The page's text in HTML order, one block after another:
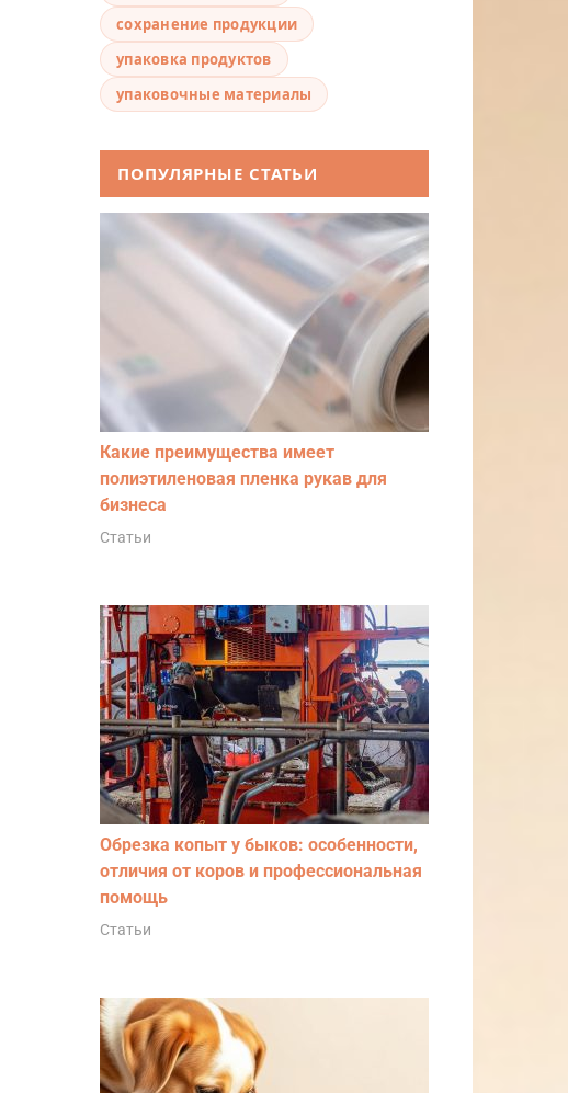
сохранение продукции
упаковка продуктов
упаковочные материалы
ПОПУЛЯРНЫЕ СТАТЬИ
Какие преимущества имеет
полиэтиленовая пленка рукав для
бизнеса
Статьи
Обрезка копыт у быков: особенности,
отличия от коров и профессиональная
помощь
Статьи